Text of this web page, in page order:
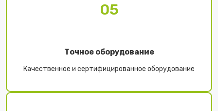
05
Точное оборудование
Качественное и сертифицированное оборудование